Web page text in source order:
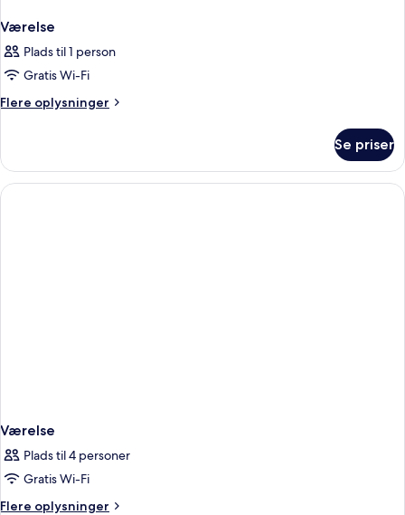
Værelse
Plads til 1 person
Gratis Wi-Fi
Flere oplysninger
Flere
Se priser
Værelse
Plads til 4 personer
Gratis Wi-Fi
Flere oplysninger
Flere